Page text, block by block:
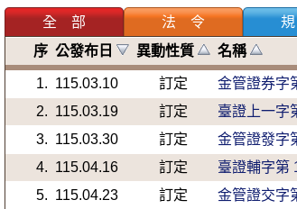
全 部 法 令
序 公發布日 異動性質 名稱
1. 115.03.10 訂定
金管證券字
2. 115.03.19 訂定
臺證上一字
3. 115.03.30 訂定
金管證發字
4. 115.04.16 訂定
臺證輔字第
5. 115.04.23 訂定
金管證交字